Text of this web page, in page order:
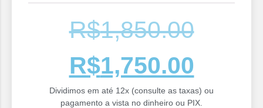
R$1,850.00
R$1,750.00
Dividimos em até 12x (consulte as taxas) ou
pagamento a vista no dinheiro ou PIX.